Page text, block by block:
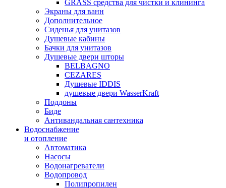
GRASS средства для чистки и клининга
Экраны для ванн
Дополнительное
Сиденья для унитазов
Душевые кабины
Бачки для унитазов
Душевые двери шторы
BELBAGNO
CEZARES
Душевые IDDIS
душевые двери WasserKraft
Поддоны
Биде
Антивандальная сантехника
Водоснабжение
и отопление
Автоматика
Насосы
Водонагреватели
Водопровод
Полипропилен